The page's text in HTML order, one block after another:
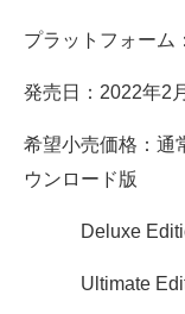
プラットフォー
発売日：2022年2
希望小売価格：通
ウンロード版
Deluxe Edition
Ultimate